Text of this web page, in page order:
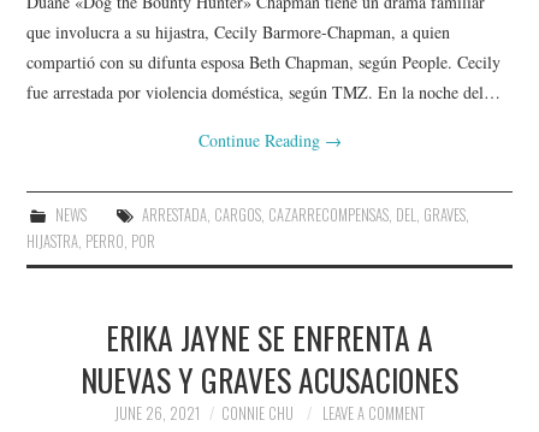
que involucra a su hijastra, Cecily Barmore-Chapman, a quien
compartió con su difunta esposa Beth Chapman, según People. Cecily
fue arrestada por violencia doméstica, según TMZ. En la noche del…
Continue Reading →
NEWS ARRESTADA, CARGOS, CAZARRECOMPENSAS, DEL, GRAVES,
HIJASTRA, PERRO, POR
ERIKA JAYNE SE ENFRENTA A
NUEVAS Y GRAVES ACUSACIONES
JUNE 26, 2021 CONNIE CHU LEAVE A COMMENT